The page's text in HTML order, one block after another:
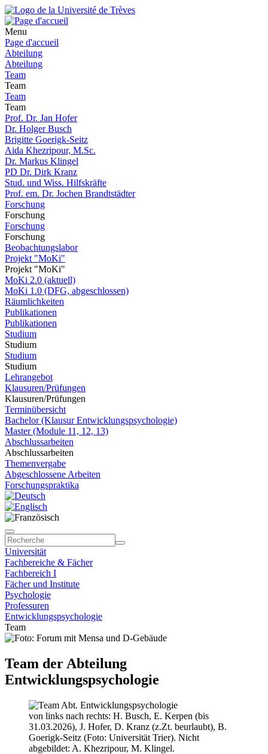
Menu
Page d'accueil
Abteilung
Abteilung
Team
Team
Team
Team
Prof. Dr. Jan Hofer
Dr. Holger Busch
Brigitte Goerigk-Seitz
Aida Khezripour, M.Sc.
Dr. Markus Klingel
PD Dr. Dirk Kranz
Stud. und Wiss. Hilfskräfte
Prof. em. Dr. Jochen Brandtstädter
Forschung
Forschung
Forschung
Forschung
Beobachtungslabor
Projekt "MoKi"
Projekt "MoKi"
MoKi 2.0 (aktuell)
MoKi 1.0 (DFG, abgeschlossen)
Räumlichkeiten
Publikationen
Publikationen
Studium
Studium
Studium
Studium
Lehrangebot
Klausuren/Prüfungen
Klausuren/Prüfungen
Terminübersicht
Bachelor (Klausur Entwicklungspsychologie)
Master (Module 11, 12, 13)
Abschlussarbeiten
Abschlussarbeiten
Themenvergabe
Abgeschlossene Arbeiten
Forschungspraktika
Universität
Fachbereiche & Fächer
Fachbereich I
Fächer und Institute
Psychologie
Professuren
Entwicklungspsychologie
Team
Team der Abteilung
Entwicklungspsychologie
von links nach rechts: H. Busch, E. Kerpen (bis
31.03.2026), J. Hofer, D. Kranz (z.Zt. beurlaubt), B.
Goerigk-Seitz (Foto: Universität Trier). Nicht
abgebildet: A. Khezripour, M. Klingel.